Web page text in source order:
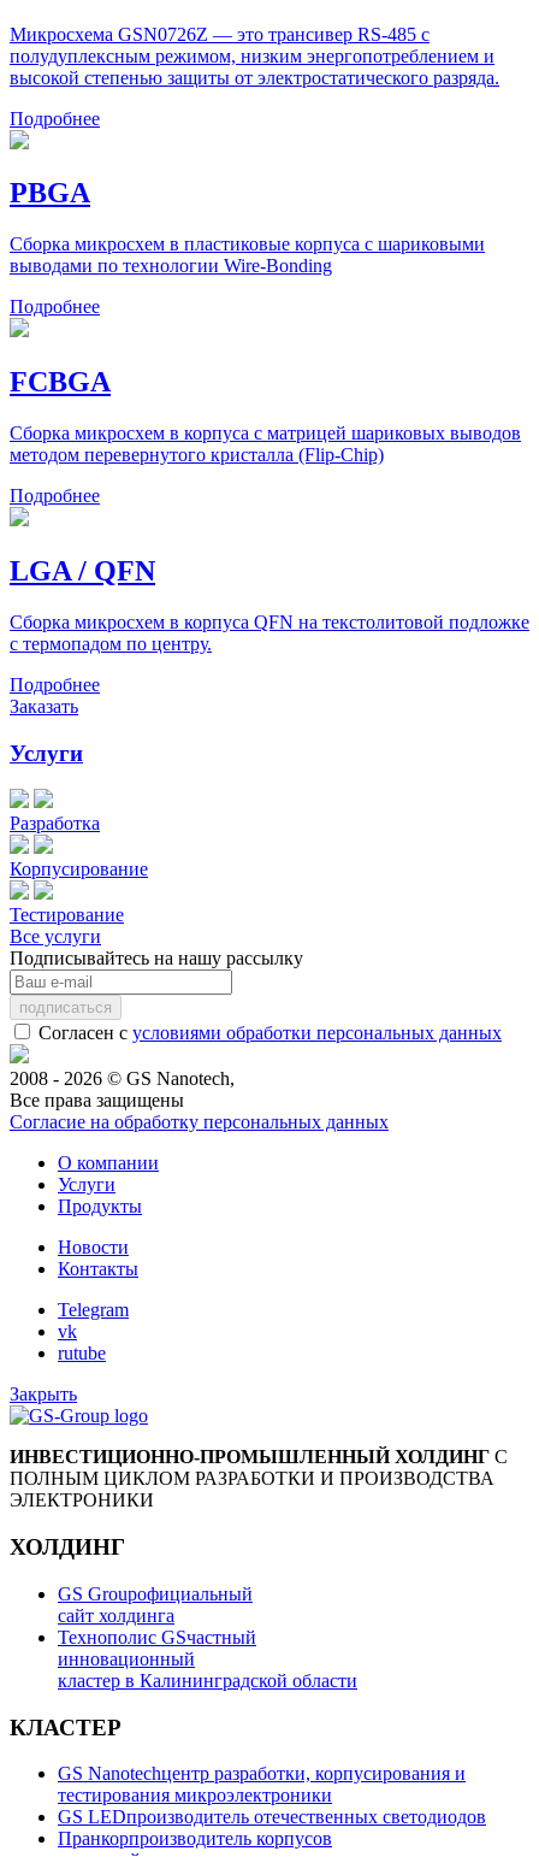
Микросхема GSN0726Z — это трансивер RS-485 с
полудуплексным режимом, низким энергопотреблением и
высокой степенью защиты от электростатического разряда.
Подробнее
PBGA
Сборка микросхем в пластиковые корпуса с шариковыми
выводами по технологии Wire-Bonding
Подробнее
FCBGA
Сборка микросхем в корпуса с матрицей шариковых выводов
методом перевернутого кристалла (Flip-Chip)
Подробнее
LGA / QFN
Сборка микросхем в корпуса QFN на текстолитовой подложке
с термопадом по центру.
Подробнее
Заказать
Услуги
Разработка
Корпусирование
Тестирование
Все услуги
Подписывайтесь на нашу рассылку
Согласен с условиями обработки персональных данных
2008 - 2026 © GS Nanotech,
Все права защищены
Согласие на обработку персональных данных
О компании
Услуги
Продукты
Новости
Контакты
Telegram
vk
rutube
Закрыть
ИНВЕСТИЦИОННО-ПРОМЫШЛЕННЫЙ ХОЛДИНГ С
ПОЛНЫМ ЦИКЛОМ РАЗРАБОТКИ И ПРОИЗВОДСТВА
ЭЛЕКТРОНИКИ
ХОЛДИНГ
GS Groupофициальный
сайт холдинга
Технополис GSчастный
инновационный
кластер в Калининградской области
КЛАСТЕР
GS Nanotechцентр разработки, корпусирования и
тестирования микроэлектроники
GS LEDпроизводитель отечественных светодиодов
Пранкорпроизводитель корпусов